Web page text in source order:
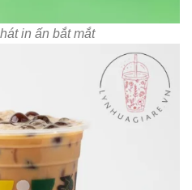
in ấn bắt mắt